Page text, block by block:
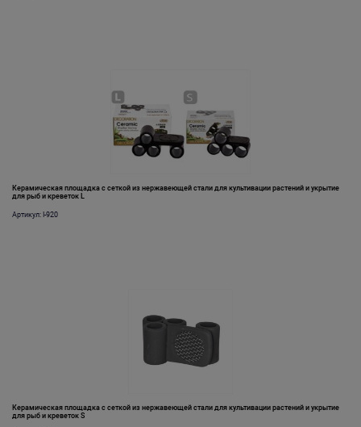
Керамическая площадка с сеткой из нержавеющей стали для культивации растений и укрытие
для рыб и креветок L
Артикул: I-920
Керамическая площадка с сеткой из нержавеющей стали для культивации растений и укрытие
для рыб и креветок S